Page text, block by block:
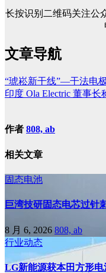
长按识别二维码关注公
文章导航
“琥崧新干线”—干法电
印度 Ola Electric 董事
作者 808, ab
相关文章
固态电池
巨湾技研固态电芯过针
8 月 6, 2026 808, ab
行业动态
LG新能源获本田方形